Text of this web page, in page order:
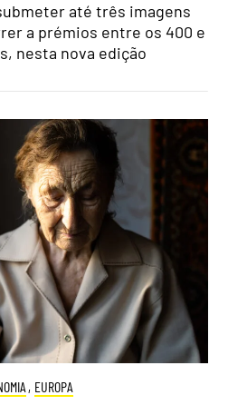
até três imagens
a prémios entre os 400 e
nesta nova edição
, EUROPA